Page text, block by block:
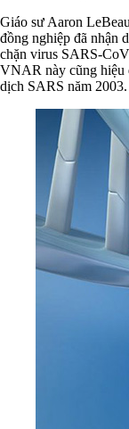
Giáo sư Aaron
đồng nghiệp đã nhận
chặn virus SARS-
VNAR này cũng hiệu
dịch SARS năm 2003.